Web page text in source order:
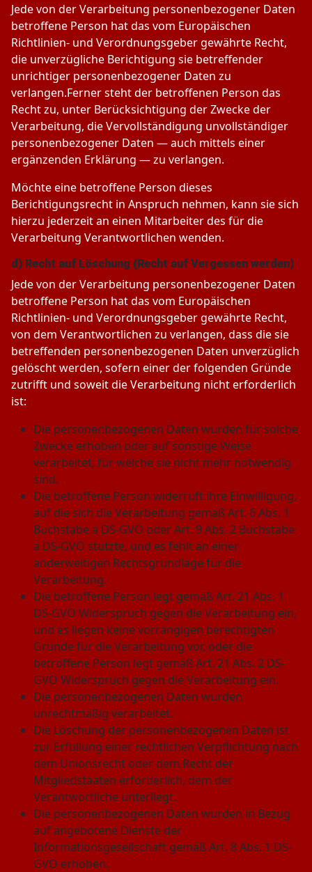
Jede von der Verarbeitung personenbezogener Daten
betroffene Person hat das vom Europäischen
Richtlinien- und Verordnungsgeber gewährte Recht,
die unverzügliche Berichtigung sie betreffender
unrichtiger personenbezogener Daten zu
verlangen.Ferner steht der betroffenen Person das
Recht zu, unter Berücksichtigung der Zwecke der
Verarbeitung, die Vervollständigung unvollständiger
personenbezogener Daten — auch mittels einer
ergänzenden Erklärung — zu verlangen.
Möchte eine betroffene Person dieses
Berichtigungsrecht in Anspruch nehmen, kann sie sich
hierzu jederzeit an einen Mitarbeiter des für die
Verarbeitung Verantwortlichen wenden.
d) Recht auf Löschung (Recht auf Vergessen werden)
Jede von der Verarbeitung personenbezogener Daten
betroffene Person hat das vom Europäischen
Richtlinien- und Verordnungsgeber gewährte Recht,
von dem Verantwortlichen zu verlangen, dass die sie
betreffenden personenbezogenen Daten unverzüglich
gelöscht werden, sofern einer der folgenden Gründe
zutrifft und soweit die Verarbeitung nicht erforderlich
ist:
Die personenbezogenen Daten wurden für solche
Zwecke erhoben oder auf sonstige Weise
verarbeitet, für welche sie nicht mehr notwendig
sind.
Die betroffene Person widerruft ihre Einwilligung,
auf die sich die Verarbeitung gemäß Art. 6 Abs. 1
Buchstabe a DS-GVO oder Art. 9 Abs. 2 Buchstabe
a DS-GVO stützte, und es fehlt an einer
anderweitigen Rechtsgrundlage für die
Verarbeitung.
Die betroffene Person legt gemäß Art. 21 Abs. 1
DS-GVO Widerspruch gegen die Verarbeitung ein,
und es liegen keine vorrangigen berechtigten
Gründe für die Verarbeitung vor, oder die
betroffene Person legt gemäß Art. 21 Abs. 2 DS-
GVO Widerspruch gegen die Verarbeitung ein.
Die personenbezogenen Daten wurden
unrechtmäßig verarbeitet.
Die Löschung der personenbezogenen Daten ist
zur Erfüllung einer rechtlichen Verpflichtung nach
dem Unionsrecht oder dem Recht der
Mitgliedstaaten erforderlich, dem der
Verantwortliche unterliegt.
Die personenbezogenen Daten wurden in Bezug
auf angebotene Dienste der
Informationsgesellschaft gemäß Art. 8 Abs. 1 DS-
GVO erhoben.